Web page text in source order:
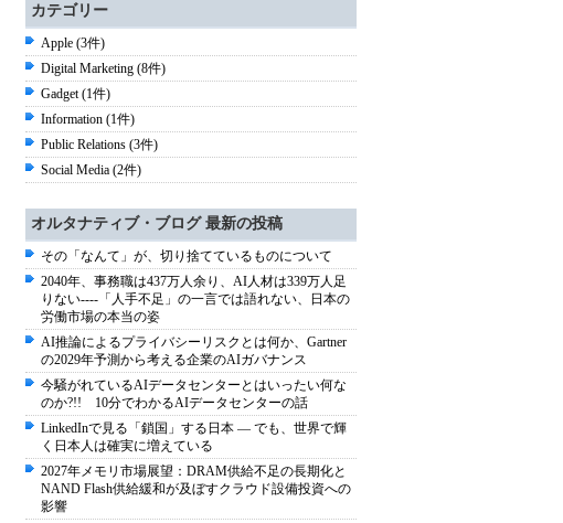
カテゴリー
Apple (3件)
Digital Marketing (8件)
Gadget (1件)
Information (1件)
Public Relations (3件)
Social Media (2件)
オルタナティブ・ブログ 最新の投稿
その「なんて」が、切り捨てているものについて
2040年、事務職は437万人余り、AI人材は339万人足
りない----「人手不足」の一言では語れない、日本の
労働市場の本当の姿
AI推論によるプライバシーリスクとは何か、Gartner
の2029年予測から考える企業のAIガバナンス
今騒がれているAIデータセンターとはいったい何な
のか?!! 10分でわかるAIデータセンターの話
LinkedInで見る「鎖国」する日本 ― でも、世界で輝
く日本人は確実に増えている
2027年メモリ市場展望：DRAM供給不足の長期化と
NAND Flash供給緩和が及ぼすクラウド設備投資への
影響